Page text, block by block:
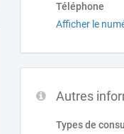
Téléphone
Afficher le
Autres
Types de